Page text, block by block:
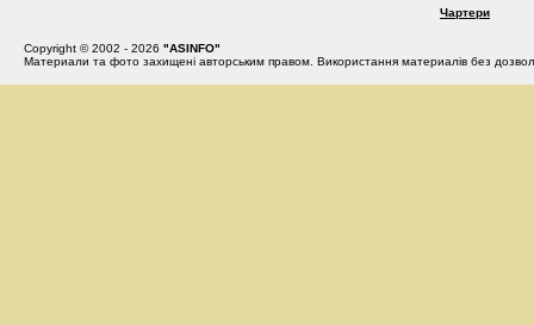
Чартери
Copyright © 2002 - 2026 "ASINFO"
Материали та фото захищені авторським правом. Використання материалів без